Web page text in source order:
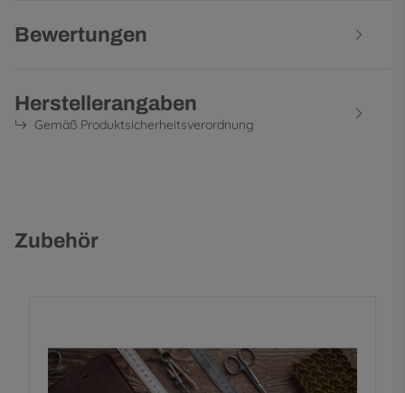
Bewertungen
Herstellerangaben
Gemäß Produktsicherheitsverordnung
Zubehör